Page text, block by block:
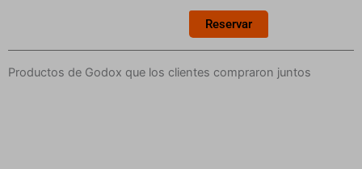
Reservar
Productos de Godox que los clientes compraron juntos